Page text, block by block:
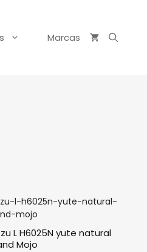
Marcas
L H6025N yute natural
Mojo